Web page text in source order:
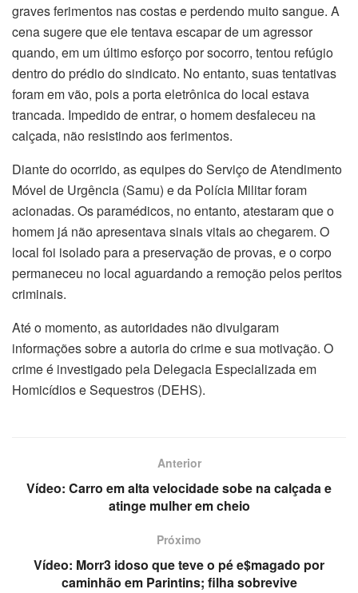
graves ferimentos nas costas e perdendo muito sangue. A
cena sugere que ele tentava escapar de um agressor
quando, em um último esforço por socorro, tentou refúgio
dentro do prédio do sindicato. No entanto, suas tentativas
foram em vão, pois a porta eletrônica do local estava
trancada. Impedido de entrar, o homem desfaleceu na
calçada, não resistindo aos ferimentos.
Diante do ocorrido, as equipes do Serviço de Atendimento
Móvel de Urgência (Samu) e da Polícia Militar foram
acionadas. Os paramédicos, no entanto, atestaram que o
homem já não apresentava sinais vitais ao chegarem. O
local foi isolado para a preservação de provas, e o corpo
permaneceu no local aguardando a remoção pelos peritos
criminais.
Até o momento, as autoridades não divulgaram
informações sobre a autoria do crime e sua motivação. O
crime é investigado pela Delegacia Especializada em
Homicídios e Sequestros (DEHS).
Anterior
Vídeo: Carro em alta velocidade sobe na calçada e
atinge mulher em cheio
Próximo
Vídeo: Morr3 idoso que teve o pé e$magado por
caminhão em Parintins; filha sobrevive